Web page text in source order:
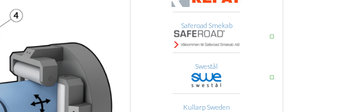
Saferoad Smekab
Swestål
Kullarp Sweden